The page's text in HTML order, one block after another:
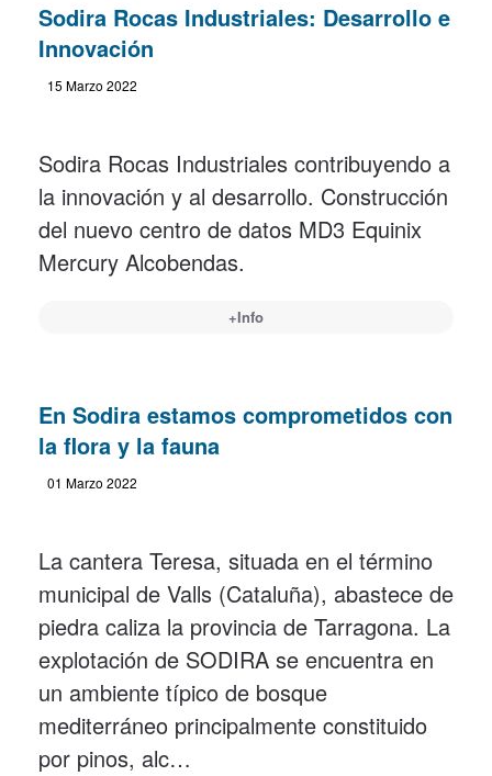
Sodira Rocas Industriales: Desarrollo e
Innovación
15 Marzo 2022
Sodira Rocas Industriales contribuyendo a
la innovación y al desarrollo. Construcción
del nuevo centro de datos MD3 Equinix
Mercury Alcobendas.
+Info
En Sodira estamos comprometidos con
la flora y la fauna
01 Marzo 2022
La cantera Teresa, situada en el término
municipal de Valls (Cataluña), abastece de
piedra caliza la provincia de Tarragona. La
explotación de SODIRA se encuentra en
un ambiente típico de bosque
mediterráneo principalmente constituido
por pinos, alc…